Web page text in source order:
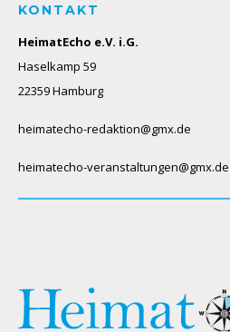
KONTAKT
HeimatEcho e.V. i.G.
Haselkamp 59
22359 Hamburg
heimatecho-redaktion@gmx.de
heimatecho-veranstaltungen@gmx.de